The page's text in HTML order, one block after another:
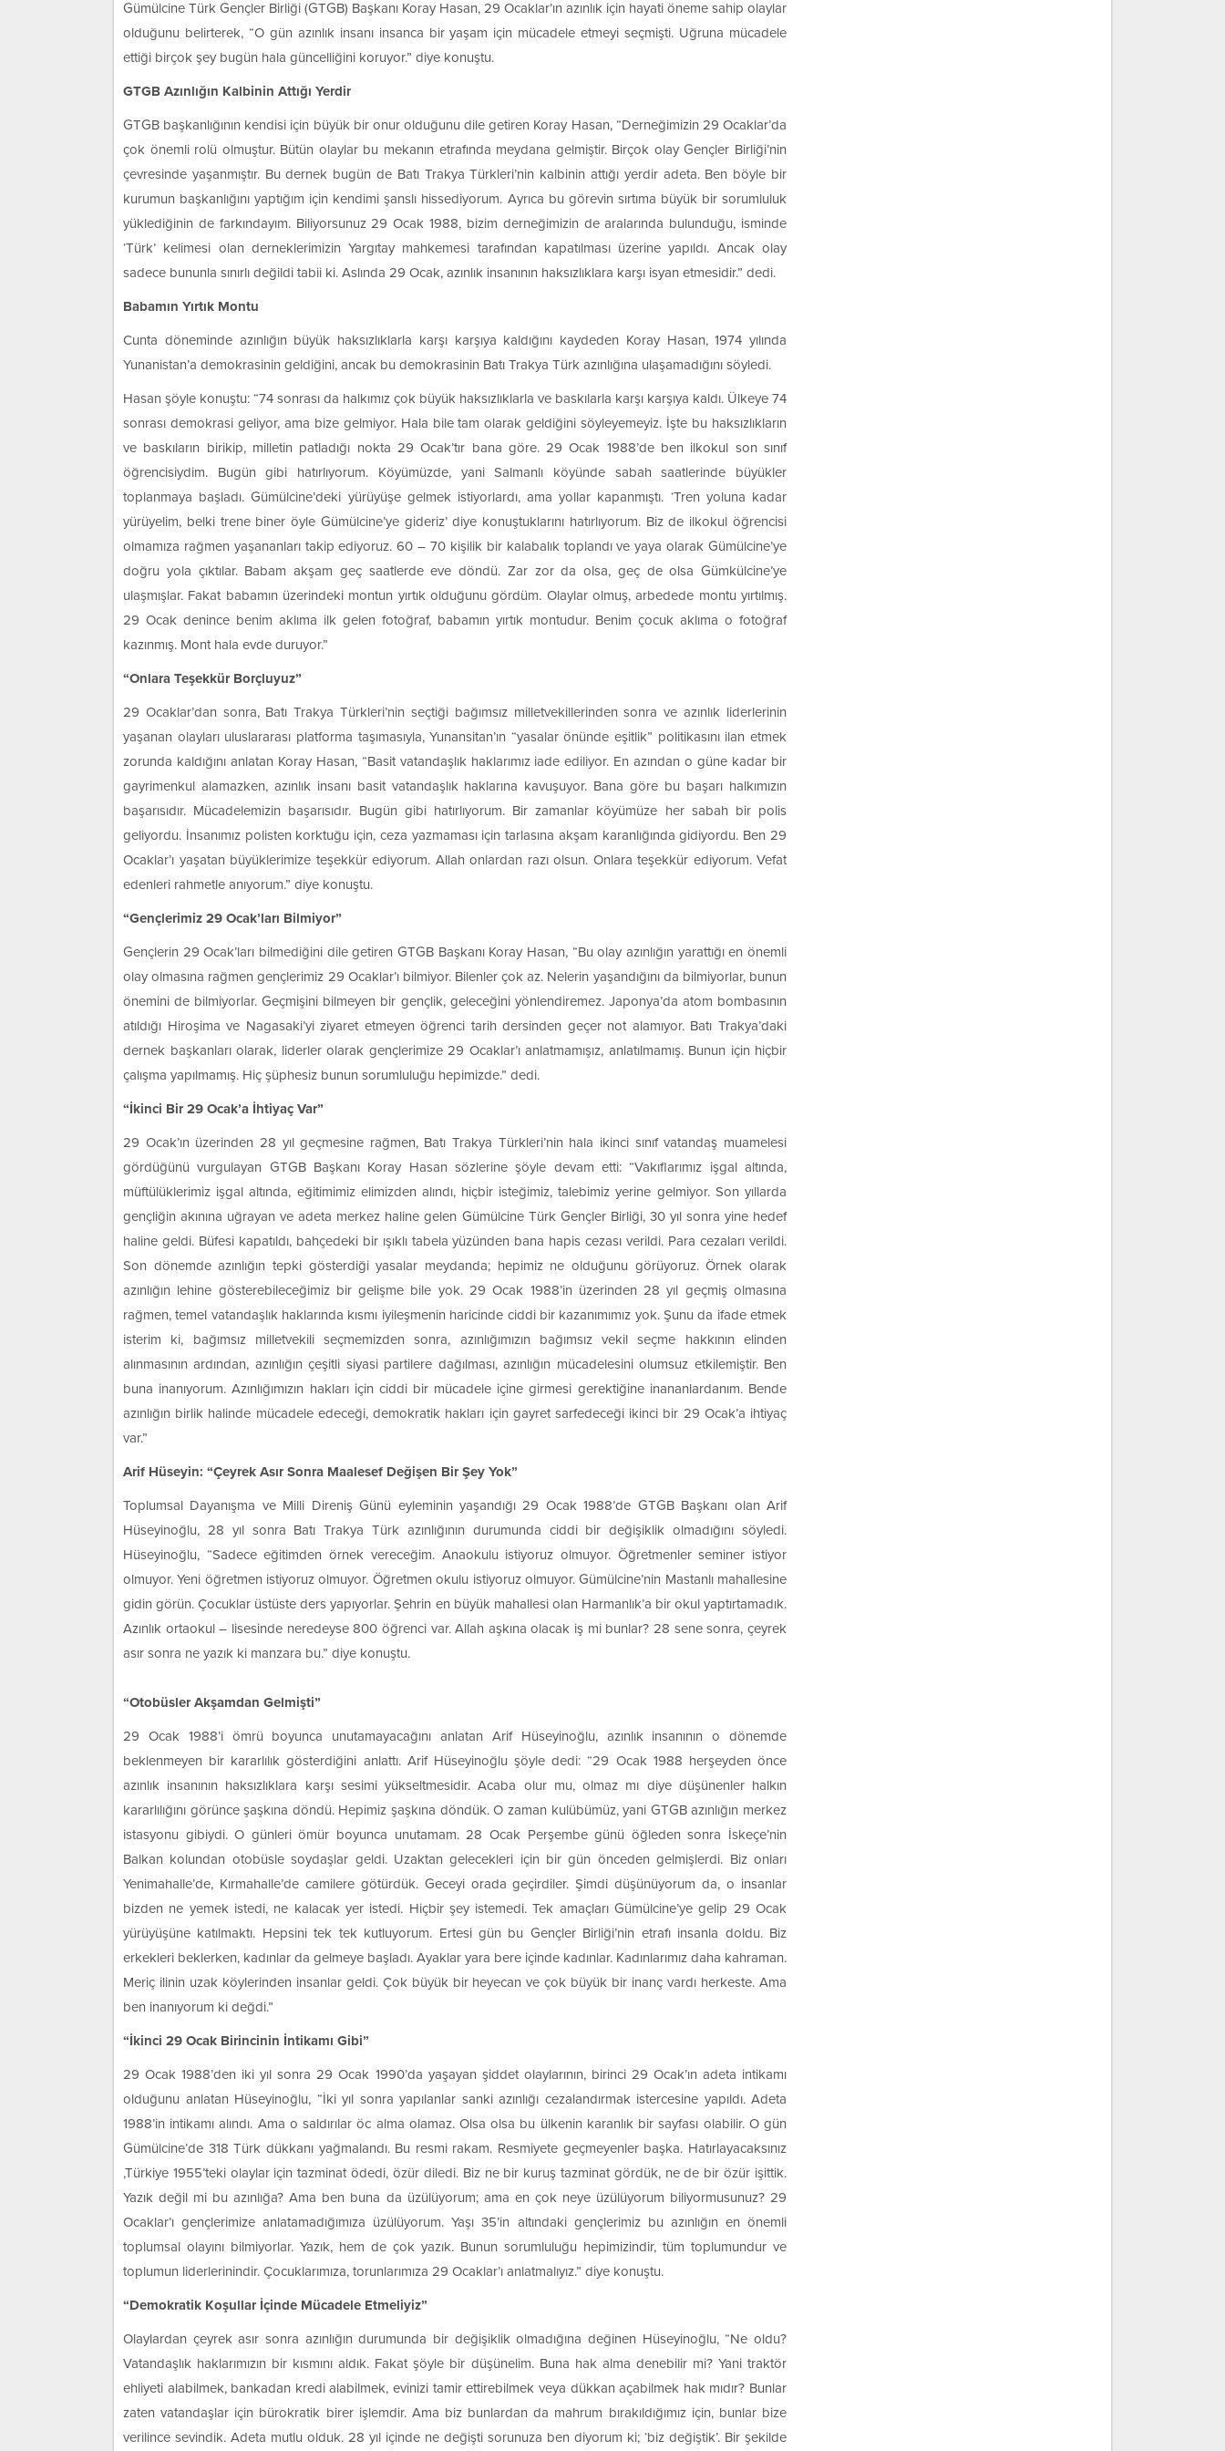
Gümülcine Türk Gençler Birliği (GTGB) Başkanı Koray Hasan, 29 Ocaklar’ın azınlık için hayati öneme sahip olaylar
olduğunu belirterek, “O gün azınlık insanı insanca bir yaşam için mücadele etmeyi seçmişti. Uğruna mücadele
ettiği birçok şey bugün hala güncelliğini koruyor.” diye konuştu.
GTGB Azınlığın Kalbinin Attığı Yerdir
GTGB başkanlığının kendisi için büyük bir onur olduğunu dile getiren Koray Hasan, “Derneğimizin 29 Ocaklar’da
çok önemli rolü olmuştur. Bütün olaylar bu mekanın etrafında meydana gelmiştir. Birçok olay Gençler Birliği’nin
çevresinde yaşanmıştır. Bu dernek bugün de Batı Trakya Türkleri’nin kalbinin attığı yerdir adeta. Ben böyle bir
kurumun başkanlığını yaptığım için kendimi şanslı hissediyorum. Ayrıca bu görevin sırtıma büyük bir sorumluluk
yüklediğinin de farkındayım. Biliyorsunuz 29 Ocak 1988, bizim derneğimizin de aralarında bulunduğu, isminde
‘Türk’ kelimesi olan derneklerimizin Yargıtay mahkemesi tarafından kapatılması üzerine yapıldı. Ancak olay
sadece bununla sınırlı değildi tabii ki. Aslında 29 Ocak, azınlık insanının haksızlıklara karşı isyan etmesidir.” dedi.
Babamın Yırtık Montu
Cunta döneminde azınlığın büyük haksızlıklarla karşı karşıya kaldığını kaydeden Koray Hasan, 1974 yılında
Yunanistan’a demokrasinin geldiğini, ancak bu demokrasinin Batı Trakya Türk azınlığına ulaşamadığını söyledi.
Hasan şöyle konuştu: “74 sonrası da halkımız çok büyük haksızlıklarla ve baskılarla karşı karşıya kaldı. Ülkeye 74
sonrası demokrasi geliyor, ama bize gelmiyor. Hala bile tam olarak geldiğini söyleyemeyiz. İşte bu haksızlıkların
ve baskıların birikip, milletin patladığı nokta 29 Ocak’tır bana göre. 29 Ocak 1988’de ben ilkokul son sınıf
öğrencisiydim. Bugün gibi hatırlıyorum. Köyümüzde, yani Salmanlı köyünde sabah saatlerinde büyükler
toplanmaya başladı. Gümülcine’deki yürüyüşe gelmek istiyorlardı, ama yollar kapanmıştı. ‘Tren yoluna kadar
yürüyelim, belki trene biner öyle Gümülcine’ye gideriz’ diye konuştuklarını hatırlıyorum. Biz de ilkokul öğrencisi
olmamıza rağmen yaşananları takip ediyoruz. 60 – 70 kişilik bir kalabalık toplandı ve yaya olarak Gümülcine’ye
doğru yola çıktılar. Babam akşam geç saatlerde eve döndü. Zar zor da olsa, geç de olsa Gümkülcine’ye
ulaşmışlar. Fakat babamın üzerindeki montun yırtık olduğunu gördüm. Olaylar olmuş, arbedede montu yırtılmış.
29 Ocak denince benim aklıma ilk gelen fotoğraf, babamın yırtık montudur. Benim çocuk aklıma o fotoğraf
kazınmış. Mont hala evde duruyor.”
“Onlara Teşekkür Borçluyuz”
29 Ocaklar’dan sonra, Batı Trakya Türkleri’nin seçtiği bağımsız milletvekillerinden sonra ve azınlık liderlerinin
yaşanan olayları uluslararası platforma taşımasıyla, Yunansitan’ın “yasalar önünde eşitlik” politikasını ilan etmek
zorunda kaldığını anlatan Koray Hasan, “Basit vatandaşlık haklarımız iade ediliyor. En azından o güne kadar bir
gayrimenkul alamazken, azınlık insanı basit vatandaşlık haklarına kavuşuyor. Bana göre bu başarı halkımızın
başarısıdır. Mücadelemizin başarısıdır. Bugün gibi hatırlıyorum. Bir zamanlar köyümüze her sabah bir polis
geliyordu. İnsanımız polisten korktuğu için, ceza yazmaması için tarlasına akşam karanlığında gidiyordu. Ben 29
Ocaklar’ı yaşatan büyüklerimize teşekkür ediyorum. Allah onlardan razı olsun. Onlara teşekkür ediyorum. Vefat
edenleri rahmetle anıyorum.” diye konuştu.
“Gençlerimiz 29 Ocak’ları Bilmiyor”
Gençlerin 29 Ocak’ları bilmediğini dile getiren GTGB Başkanı Koray Hasan, “Bu olay azınlığın yarattığı en önemli
olay olmasına rağmen gençlerimiz 29 Ocaklar’ı bilmiyor. Bilenler çok az. Nelerin yaşandığını da bilmiyorlar, bunun
önemini de bilmiyorlar. Geçmişini bilmeyen bir gençlik, geleceğini yönlendiremez. Japonya’da atom bombasının
atıldığı Hiroşima ve Nagasaki’yi ziyaret etmeyen öğrenci tarih dersinden geçer not alamıyor. Batı Trakya’daki
dernek başkanları olarak, liderler olarak gençlerimize 29 Ocaklar’ı anlatmamışız, anlatılmamış. Bunun için hiçbir
çalışma yapılmamış. Hiç şüphesiz bunun sorumluluğu hepimizde.” dedi.
“İkinci Bir 29 Ocak’a İhtiyaç Var”
29 Ocak’ın üzerinden 28 yıl geçmesine rağmen, Batı Trakya Türkleri’nin hala ikinci sınıf vatandaş muamelesi
gördüğünü vurgulayan GTGB Başkanı Koray Hasan sözlerine şöyle devam etti: “Vakıflarımız işgal altında,
müftülüklerimiz işgal altında, eğitimimiz elimizden alındı, hiçbir isteğimiz, talebimiz yerine gelmiyor. Son yıllarda
gençliğin akınına uğrayan ve adeta merkez haline gelen Gümülcine Türk Gençler Birliği, 30 yıl sonra yine hedef
haline geldi. Büfesi kapatıldı, bahçedeki bir ışıklı tabela yüzünden bana hapis cezası verildi. Para cezaları verildi.
Son dönemde azınlığın tepki gösterdiği yasalar meydanda; hepimiz ne olduğunu görüyoruz. Örnek olarak
azınlığın lehine gösterebileceğimiz bir gelişme bile yok. 29 Ocak 1988’in üzerinden 28 yıl geçmiş olmasına
rağmen, temel vatandaşlık haklarında kısmı iyileşmenin haricinde ciddi bir kazanımımız yok. Şunu da ifade etmek
isterim ki, bağımsız milletvekili seçmemizden sonra, azınlığımızın bağımsız vekil seçme hakkının elinden
alınmasının ardından, azınlığın çeşitli siyasi partilere dağılması, azınlığın mücadelesini olumsuz etkilemiştir. Ben
buna inanıyorum. Azınlığımızın hakları için ciddi bir mücadele içine girmesi gerektiğine inananlardanım. Bende
azınlığın birlik halinde mücadele edeceği, demokratik hakları için gayret sarfedeceği ikinci bir 29 Ocak’a ihtiyaç
var.”
Arif Hüseyin: “Çeyrek Asır Sonra Maalesef Değişen Bir Şey Yok”
Toplumsal Dayanışma ve Milli Direniş Günü eyleminin yaşandığı 29 Ocak 1988’de GTGB Başkanı olan Arif
Hüseyinoğlu, 28 yıl sonra Batı Trakya Türk azınlığının durumunda ciddi bir değişiklik olmadığını söyledi.
Hüseyinoğlu, “Sadece eğitimden örnek vereceğim. Anaokulu istiyoruz olmuyor. Öğretmenler seminer istiyor
olmuyor. Yeni öğretmen istiyoruz olmuyor. Öğretmen okulu istiyoruz olmuyor. Gümülcine’nin Mastanlı mahallesine
gidin görün. Çocuklar üstüste ders yapıyorlar. Şehrin en büyük mahallesi olan Harmanlık’a bir okul yaptırtamadık.
Azınlık ortaokul – lisesinde neredeyse 800 öğrenci var. Allah aşkına olacak iş mi bunlar? 28 sene sonra, çeyrek
asır sonra ne yazık ki manzara bu.” diye konuştu.
“Otobüsler Akşamdan Gelmişti”
29 Ocak 1988’i ömrü boyunca unutamayacağını anlatan Arif Hüseyinoğlu, azınlık insanının o dönemde
beklenmeyen bir kararlılık gösterdiğini anlattı. Arif Hüseyinoğlu şöyle dedi: “29 Ocak 1988 herşeyden önce
azınlık insanının haksızlıklara karşı sesimi yükseltmesidir. Acaba olur mu, olmaz mı diye düşünenler halkın
kararlılığını görünce şaşkına döndü. Hepimiz şaşkına döndük. O zaman kulübümüz, yani GTGB azınlığın merkez
istasyonu gibiydi. O günleri ömür boyunca unutamam. 28 Ocak Perşembe günü öğleden sonra İskeçe’nin
Balkan kolundan otobüsle soydaşlar geldi. Uzaktan gelecekleri için bir gün önceden gelmişlerdi. Biz onları
Yenimahalle’de, Kırmahalle’de camilere götürdük. Geceyi orada geçirdiler. Şimdi düşünüyorum da, o insanlar
bizden ne yemek istedi, ne kalacak yer istedi. Hiçbir şey istemedi. Tek amaçları Gümülcine’ye gelip 29 Ocak
yürüyüşüne katılmaktı. Hepsini tek tek kutluyorum. Ertesi gün bu Gençler Birliği’nin etrafı insanla doldu. Biz
erkekleri beklerken, kadınlar da gelmeye başladı. Ayaklar yara bere içinde kadınlar. Kadınlarımız daha kahraman.
Meriç ilinin uzak köylerinden insanlar geldi. Çok büyük bir heyecan ve çok büyük bir inanç vardı herkeste. Ama
ben inanıyorum ki değdi.”
“İkinci 29 Ocak Birincinin İntikamı Gibi”
29 Ocak 1988’den iki yıl sonra 29 Ocak 1990’da yaşayan şiddet olaylarının, birinci 29 Ocak’ın adeta intikamı
olduğunu anlatan Hüseyinoğlu, “İki yıl sonra yapılanlar sanki azınlığı cezalandırmak istercesine yapıldı. Adeta
1988’in intikamı alındı. Ama o saldırılar öc alma olamaz. Olsa olsa bu ülkenin karanlık bir sayfası olabilir. O gün
Gümülcine’de 318 Türk dükkanı yağmalandı. Bu resmi rakam. Resmiyete geçmeyenler başka. Hatırlayacaksınız
,Türkiye 1955’teki olaylar için tazminat ödedi, özür diledi. Biz ne bir kuruş tazminat gördük, ne de bir özür işittik.
Yazık değil mi bu azınlığa? Ama ben buna da üzülüyorum; ama en çok neye üzülüyorum biliyormusunuz? 29
Ocaklar’ı gençlerimize anlatamadığımıza üzülüyorum. Yaşı 35’in altındaki gençlerimiz bu azınlığın en önemli
toplumsal olayını bilmiyorlar. Yazık, hem de çok yazık. Bunun sorumluluğu hepimizindir, tüm toplumundur ve
toplumun liderlerinindir. Çocuklarımıza, torunlarımıza 29 Ocaklar’ı anlatmalıyız.” diye konuştu.
“Demokratik Koşullar İçinde Mücadele Etmeliyiz”
Olaylardan çeyrek asır sonra azınlığın durumunda bir değişiklik olmadığına değinen Hüseyinoğlu, “Ne oldu?
Vatandaşlık haklarımızın bir kısmını aldık. Fakat şöyle bir düşünelim. Buna hak alma denebilir mi? Yani traktör
ehliyeti alabilmek, bankadan kredi alabilmek, evinizi tamir ettirebilmek veya dükkan açabilmek hak mıdır? Bunlar
zaten vatandaşlar için bürokratik birer işlemdir. Ama biz bunlardan da mahrum bırakıldığımız için, bunlar bize
verilince sevindik. Adeta mutlu olduk. 28 yıl içinde ne değişti sorunuza ben diyorum ki; ‘biz değiştik’. Bir şekilde